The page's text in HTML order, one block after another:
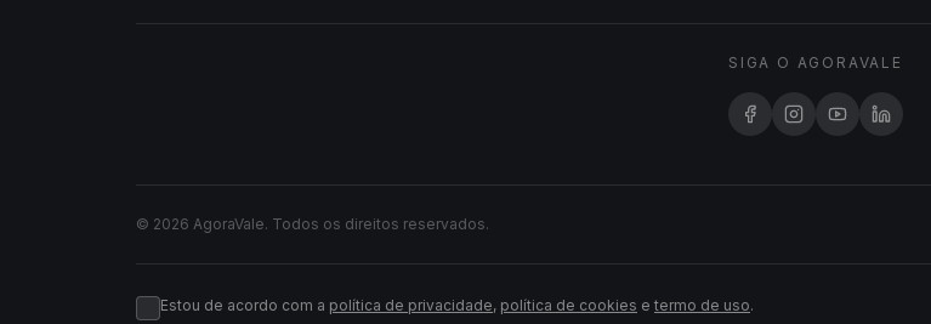
SIGA O AGORAVALE
© 2026 AgoraVale. Todos os direitos reservados.
Estou de acordo com a política de privacidade, política de cookies e termo de uso.